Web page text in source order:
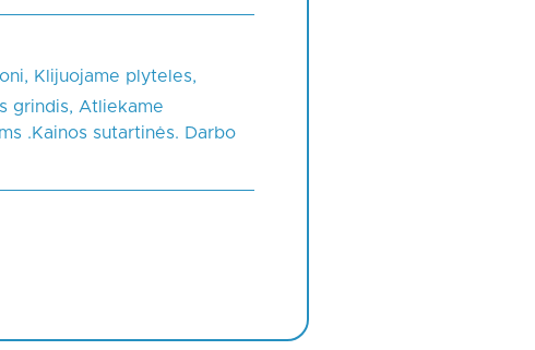
Klijuojame plyteles,
grindis, Atliekame
.Kainos sutartinės. Darbo